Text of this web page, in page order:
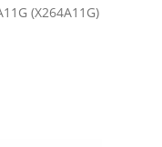
(X264A11G)